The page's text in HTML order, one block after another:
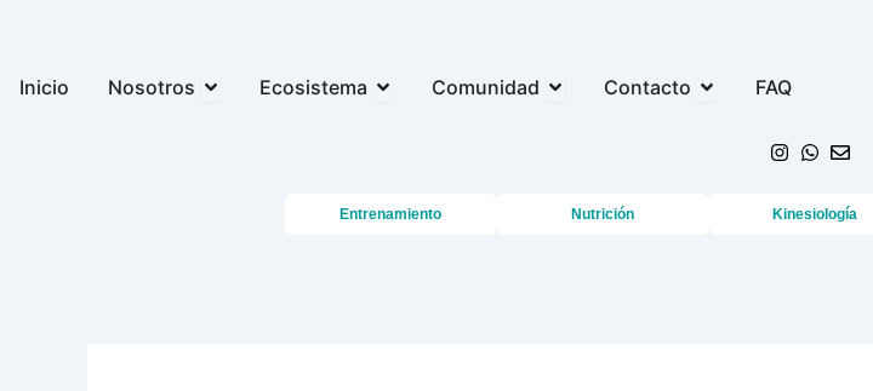
contenido
Inicio Nosotros Open Nosotros
Ecosistema Open Ecosistema
Comunidad Open Comunidad
Contacto Open Contacto
FAQ
Entrenamiento Nutrición Kinesiología